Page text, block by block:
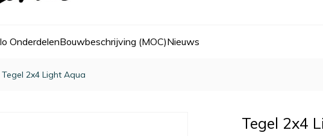
OnderdelenBouwbeschrijving (MOC)Nieuws
Tegel 2x4 Light Aqua
Tegel 2x4